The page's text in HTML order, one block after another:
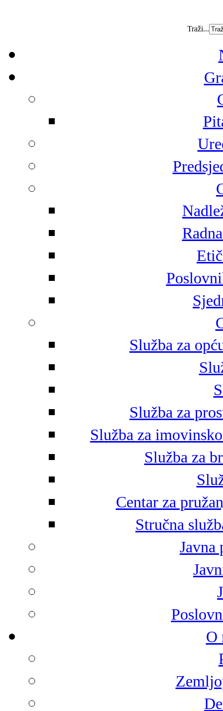
Traži...
Služba za
Služba za
Služba za
Služba za
Centar za
Stručna
Javna
O